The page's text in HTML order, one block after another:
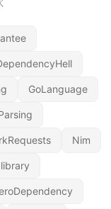
GoLanguage
Nim